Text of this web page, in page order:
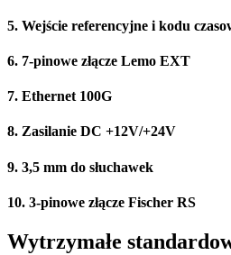
5. Wejście referencyjne i kodu
6. 7-pinowe złącze Lemo EXT
7. Ethernet 100G
8. Zasilanie DC +12V/+24V
9. 3,5 mm do słuchawek
10. 3-pinowe złącze Fischer RS
Wytrzymałe